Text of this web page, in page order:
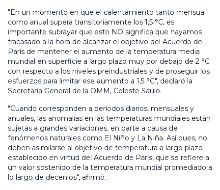
"En un momento en que el calentamiento tanto mensual
como anual supera transitoriamente los 1,5 °C, es
importante subrayar que esto NO significa que hayamos
fracasado a la hora de alcanzar el objetivo del Acuerdo de
París de mantener el aumento de la temperatura media
mundial en superficie a largo plazo muy por debajo de 2 °C
con respecto a los niveles preindustriales y de proseguir los
esfuerzos para limitar ese aumento a 1,5 °C", declaró la
Secretaria General de la OMM, Celeste Saulo.
"Cuando corresponden a períodos diarios, mensuales y
anuales, las anomalías en las temperaturas mundiales están
sujetas a grandes variaciones, en parte a causa de
fenómenos naturales como El Niño y La Niña. Así pues, no
deben asimilarse al objetivo de temperatura a largo plazo
establecido en virtud del Acuerdo de París, que se refiere a
un valor sostenido de la temperatura mundial promediado a
lo largo de decenios", afirmó.